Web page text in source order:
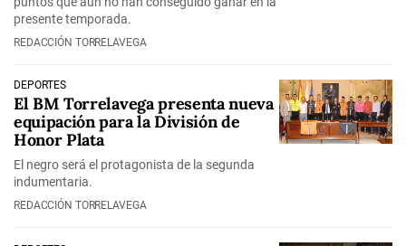
presente temporada.
REDACCIÓN TORRELAVEGA
DEPORTES
El BM Torrelavega presenta nueva
equipación para la División de
Honor Plata
El negro será el protagonista de la segunda
indumentaria.
REDACCIÓN TORRELAVEGA